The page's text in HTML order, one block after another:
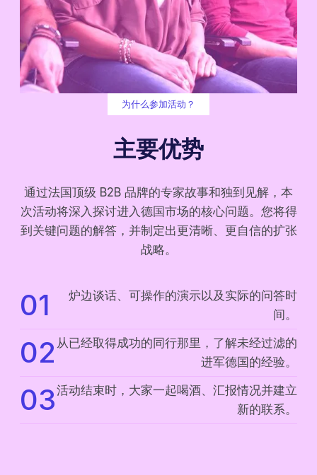
为什么参加活动？
主要优势
通过法国顶级 B2B 品牌的专家故事和独到见解，本
次活动将深入探讨进入德国市场的核心问题。您将得
到关键问题的解答，并制定出更清晰、更自信的扩张
战略。
01
炉边谈话、可操作的演示以及实际的问答时
间。
02 从已经取得成功的同行那里，了解未经过滤的
进军德国的经验。
03活动结束时，大家一起喝酒、汇报情况并建立
新的联系。